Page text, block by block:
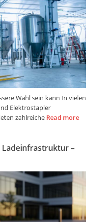
Wahl sein kann In vielen
Elektrostapler
zahlreiche Read more
Ladeinfrastruktur –